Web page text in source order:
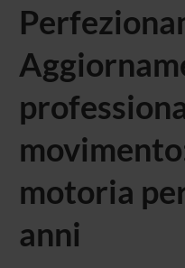
motoria
anni